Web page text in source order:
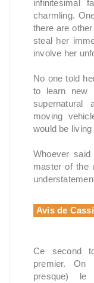
infinitesimal
charmling.
there are
steal her
involve her
No one told
to learn new
supernatural
moving
would be
Whoever
master of the
Avis de
Ce second
premier. On
presque) le